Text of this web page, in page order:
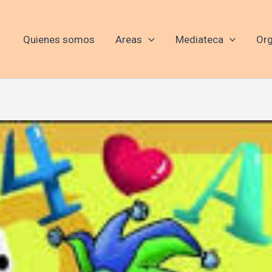
Quienes somos Areas Mediateca